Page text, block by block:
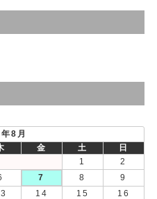
8月
金 土
日
1
2
7 8
9
14 15
16